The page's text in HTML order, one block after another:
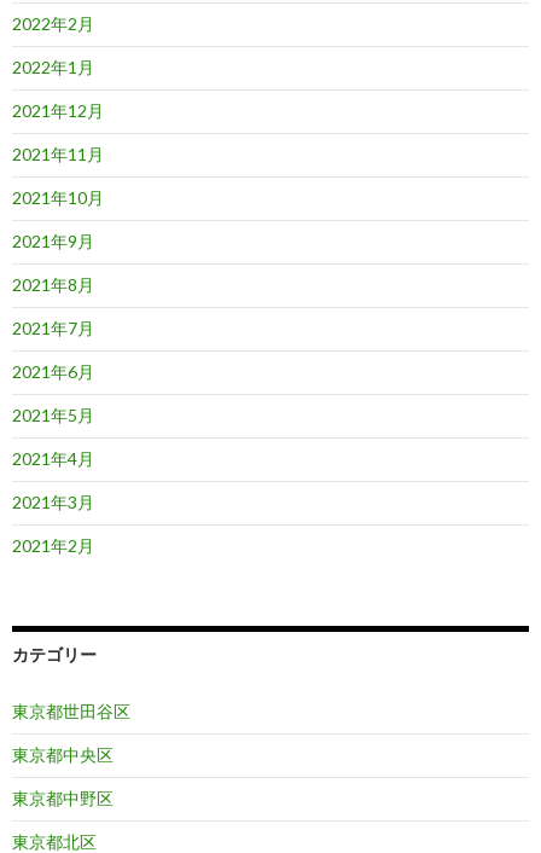
2022年2月
2022年1月
2021年12月
2021年11月
2021年10月
2021年9月
2021年8月
2021年7月
2021年6月
2021年5月
2021年4月
2021年3月
2021年2月
カテゴリー
東京都世田谷区
東京都中央区
東京都中野区
東京都北区